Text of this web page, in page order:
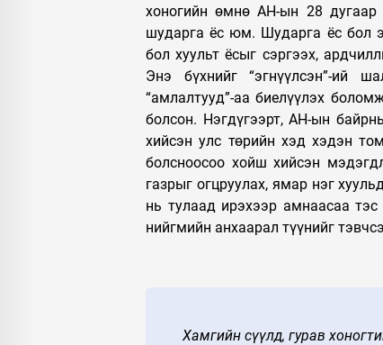
хоногийн өмнө АН-ын 28
шударга ёс юм. Шударга ёс бол
бол хуульт ёсыг сэргээх,
Энэ бүхнийг “эгнүүлсэн”-ий
“амлалтууд”-аа биелүүлэх
болсон. Нэгдүгээрт, АН-ын
хийсэн улс төрийн хэд хэдэн
болсноосоо хойш хийсэн
газрыг огцруулах, ямар нэг
нь тулаад ирэхээр амнаасаа тэс
нийгмийн анхаарал түүнийг
Хамгийн сүүлд, гурав